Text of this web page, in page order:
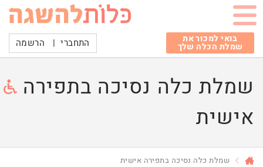
בואי למכור את
שמלת הכלה שלך התחברי | הרשמה
שמלת כלה נסיכה בתפירה
אישית
שמלת כלה נסיכה בתפירה אישית